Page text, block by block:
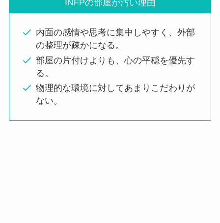
INFPの部屋が汚い理由
内面の感情や思考に集中しやすく、外部
の整理が疎かになる。
部屋の片付けよりも、心の平穏を優先す
る。
物理的な環境に対してあまりこだわりが
ない。